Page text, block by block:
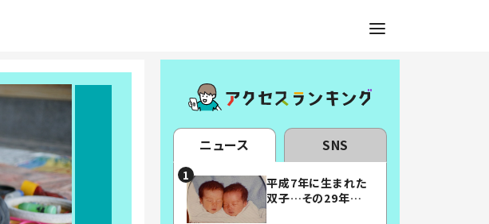
ニュース SNS
平成7年に生まれた
双子…その29年後